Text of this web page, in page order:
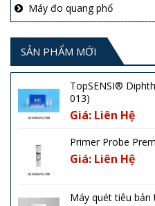
Máy đo quang phổ
SẢN PHẨM MỚI
TopSENSI®
013)
Giá: Liên Hệ
Primer Probe
Giá: Liên Hệ
Máy quét tiêu bản